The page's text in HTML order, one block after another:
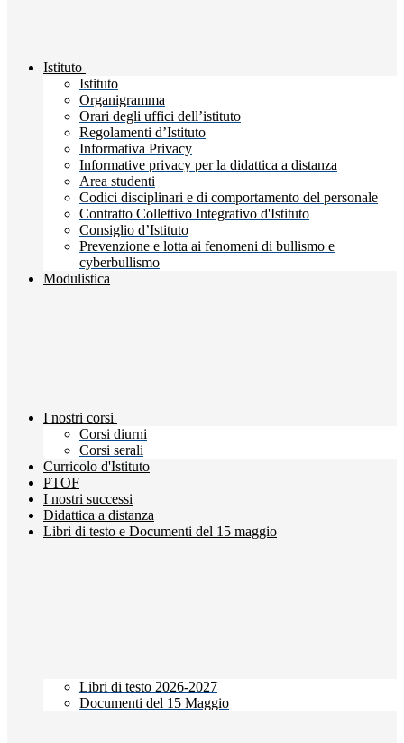
Istituto
Istituto
Organigramma
Orari degli uffici dell’istituto
Regolamenti d’Istituto
Informativa Privacy
Informative privacy per la didattica a distanza
Area studenti
Codici disciplinari e di comportamento del personale
Contratto Collettivo Integrativo d'Istituto
Consiglio d’Istituto
Prevenzione e lotta ai fenomeni di bullismo e
cyberbullismo
Modulistica
I nostri corsi
Corsi diurni
Corsi serali
Curricolo d'Istituto
PTOF
I nostri successi
Didattica a distanza
Libri di testo e Documenti del 15 maggio
Libri di testo 2026-2027
Documenti del 15 Maggio